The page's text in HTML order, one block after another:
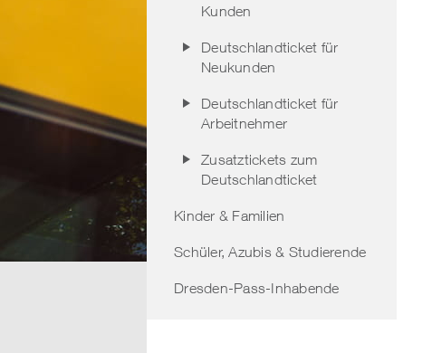
Kunden
Deutschlandticket für
Neukunden
Deutschlandticket für
Arbeitnehmer
Zusatztickets zum
Deutschlandticket
Kinder & Familien
Schüler, Azubis & Studierende
Dresden-Pass-Inhabende